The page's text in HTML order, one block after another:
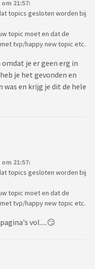
21:57:
topics gesloten worden bij
topic moet en dat de
tvp/happy new topic etc.
je er geen erg in
je het gevonden en
en krijg je dit de hele
21:57:
topics gesloten worden bij
topic moet en dat de
tvp/happy new topic etc.
vol.....😏